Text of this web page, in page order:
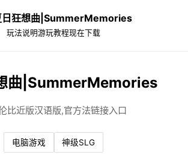
日狂想曲|SummerMemories
玩法说明游玩教程现在下载
曲|SummerMemories
比近版汉语版,官方法链接入口
电脑游戏 神级SLG